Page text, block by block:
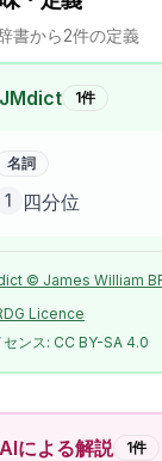
書から2件の定義
JMdict 1件
名詞
1 四分位
© James William
Licence
センス: CC BY-SA 4.0
AIによる解説 1件